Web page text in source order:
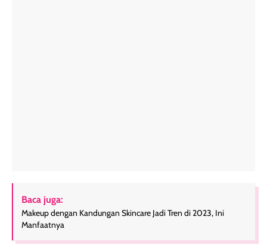
Baca juga:
Makeup dengan Kandungan Skincare Jadi Tren di 2023, Ini
Manfaatnya